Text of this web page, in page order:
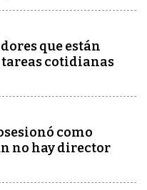
que están
cotidianas
como
no hay director